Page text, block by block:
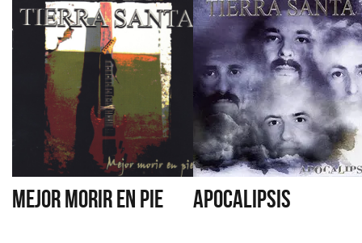
MEJOR MORIR EN PIE APOCALIPSIS